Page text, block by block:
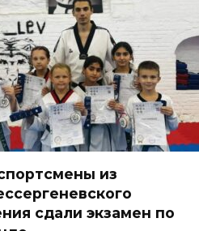
из
сдали экзамен по